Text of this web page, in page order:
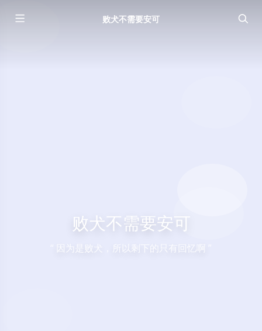
败犬不需要安可
败犬不需要安可
“ 因为是败犬，所以剩下的只有回忆啊 ”